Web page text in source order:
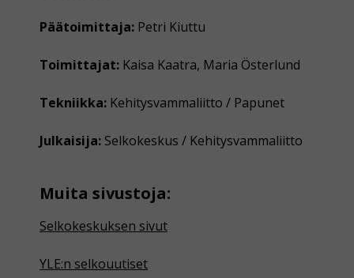
Päätoimittaja: Petri Kiuttu
Toimittajat: Kaisa Kaatra, Maria Österlund
Tekniikka: Kehitysvammaliitto / Papunet
Julkaisija: Selkokeskus / Kehitysvammaliitto
Muita sivustoja:
Selkokeskuksen sivut
YLE:n selkouutiset